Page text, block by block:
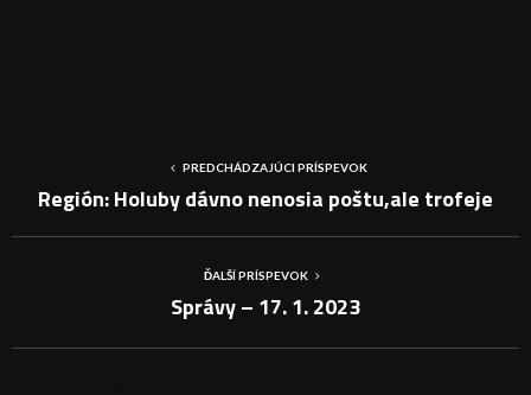
PREDCHÁDZAJÚCI PRÍSPEVOK
Región: Holuby dávno nenosia poštu,ale trofeje
ĎALŠÍ PRÍSPEVOK
Správy – 17. 1. 2023